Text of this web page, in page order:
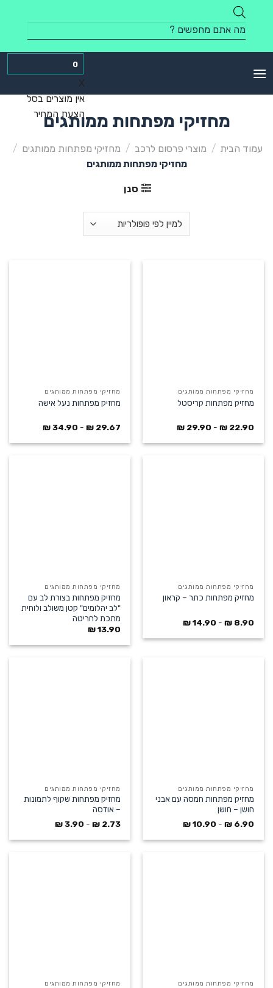
content
Products
search
0
X
אין מוצרים בסל
הצעת המחיר
מחזיקי מפתחות ממותגים
עמוד הבית / מוצרי פרסום לרכב / מחזיקי מפתחות ממותגים /
מחזיקי מפתחות ממותגים
סנן
מחזיקי מפתחות ממותגים
מחזיק מפתחות קריסטל
22.90
₪
-
29.90
₪
מחזיקי מפתחות ממותגים
מחזיק מפתחות נעל אישה
29.67
₪
-
34.90
₪
מחזיקי מפתחות ממותגים
מחזיק מפתחות כתר – קראון
8.90
₪
-
14.90
₪
מחזיקי מפתחות ממותגים
מחזיק מפתחות בצורת לב עם
"לב יהלומים" קטן משולב ולוחית
מתכת לחריטה
13.90
₪
מחזיקי מפתחות ממותגים
מחזיק מפתחות חמסה עם אבני
חושן – חושן
6.90
₪
-
10.90
₪
מחזיקי מפתחות ממותגים
מחזיק מפתחות שקוף לתמונות
– אודסה
2.73
₪
-
3.90
₪
מחזיקי מפתחות ממותגים מחזיקי מפתחות ממותגים